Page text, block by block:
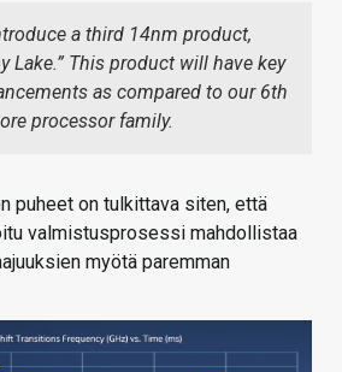
a third 14nm product,
Lake.” This product will have key
as compared to our 6th
processor family.
puheet on tulkittava siten, että
valmistusprosessi mahdollistaa
myötä paremman